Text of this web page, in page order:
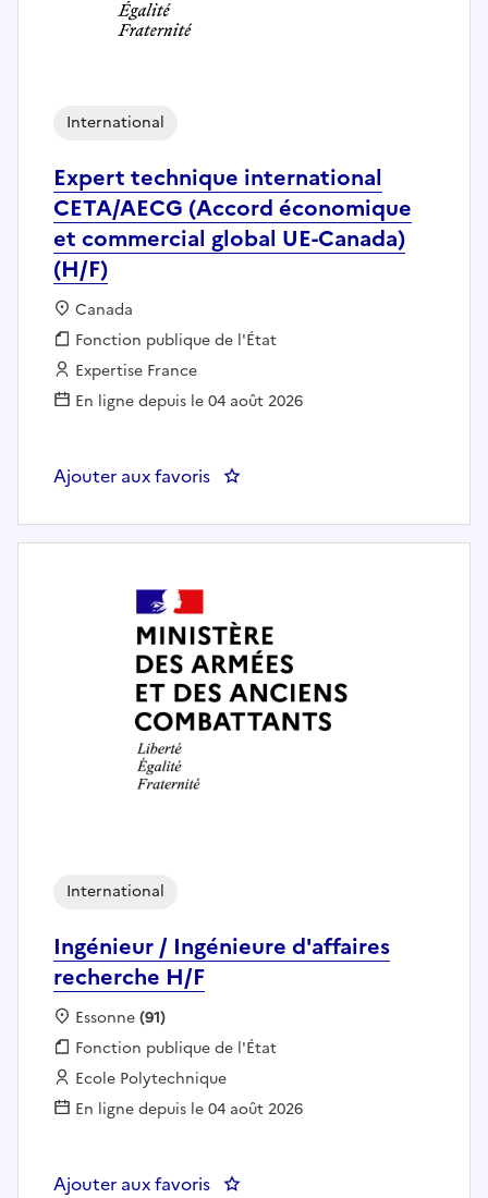
Expert technique international
CETA/AECG (Accord économique
et commercial global UE-Canada)
(H/F)
International
Localisation :
Canada
Fonction publique :
Fonction publique de l'État
Employeur :
Expertise France
En ligne depuis le 04 août 2026
Ajouter aux favoris : Expert technique
Ingénieur / Ingénieure d'affaires
recherche H/F
International
Localisation :
Essonne(91)
Fonction publique :
Fonction publique de l'État
Employeur :
Ecole Polytechnique
En ligne depuis le 04 août 2026
Ajouter aux favoris : Ingénieur / Ingénieure